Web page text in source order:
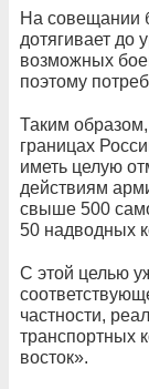
На совещании
дотягивает до
возможных
поэтому
Таким образом,
границах
иметь целую
действиям
свыше 500
50 надводных
С этой целью
частности,
транспортных
восток».